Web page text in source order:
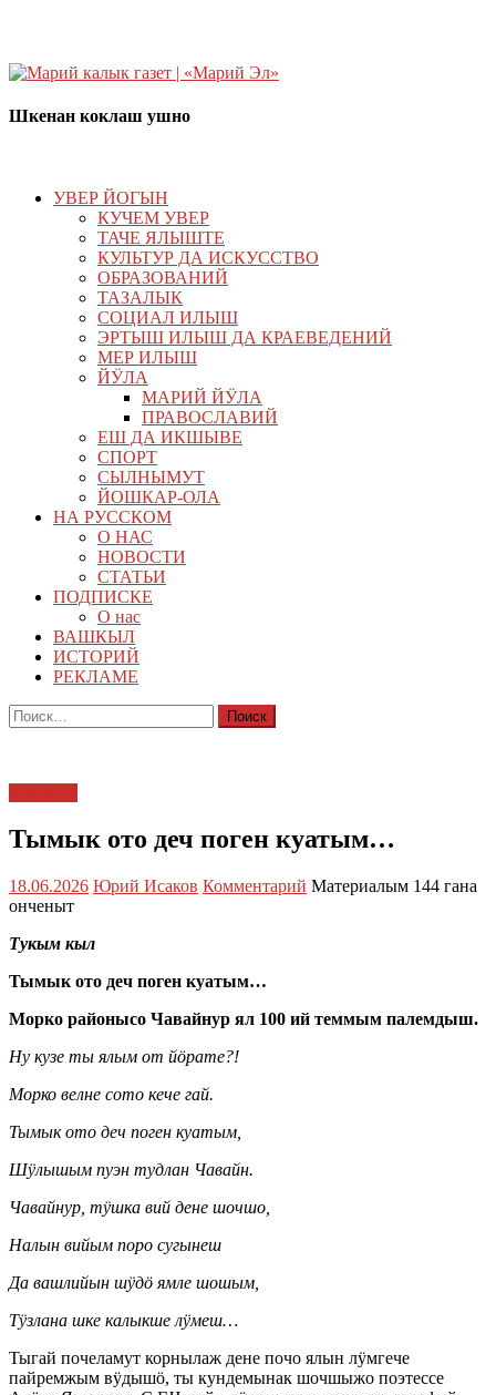
Шкенан коклаш ушно
УВЕР ЙОГЫН
КУЧЕМ УВЕР
ТАЧЕ ЯЛЫШТЕ
КУЛЬТУР ДА ИСКУССТВО
ОБРАЗОВАНИЙ
ТАЗАЛЫК
СОЦИАЛ ИЛЫШ
ЭРТЫШ ИЛЫШ ДА КРАЕВЕДЕНИЙ
МЕР ИЛЫШ
ЙӰЛА
МАРИЙ ЙӰЛА
ПРАВОСЛАВИЙ
ЕШ ДА ИКШЫВЕ
СПОРТ
СЫЛНЫМУТ
ЙОШКАР-ОЛА
НА РУССКОМ
О НАС
НОВОСТИ
СТАТЬИ
ПОДПИСКЕ
О нас
ВАШКЫЛ
ИСТОРИЙ
РЕКЛАМЕ
Найти:
Тымык ото деч поген куатым…
18.06.2026 Юрий Исаков Комментарий Материалым 144 гана
онченыт
Тукым кыл
Тымык ото деч поген куатым…
Морко районысо Чавайнур ял 100 ий теммым палемдыш.
Ну кузе ты ялым от йӧрате?!
Морко велне сото кече гай.
Тымык ото деч поген куатым,
Шӱлышым пуэн тудлан Чавайн.
Чавайнур, тӱшка вий дене шочшо,
Налын вийым поро сугынеш
Да вашлийын шӱдӧ ямле шошым,
Тӱзлана шке калыкше лӱмеш…
Тыгай почеламут корнылаж дене почо ялын лӱмгече
пайремжым вӱдышӧ, ты кундемынак шочшыжо поэтессе